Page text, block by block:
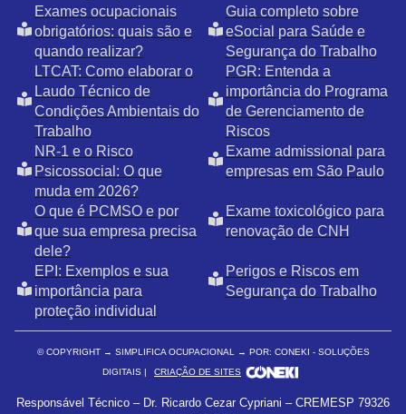
Exames ocupacionais
obrigatórios: quais são e
quando realizar?
Guia completo sobre
eSocial para Saúde e
Segurança do Trabalho
LTCAT: Como elaborar o
Laudo Técnico de
Condições Ambientais do
Trabalho
PGR: Entenda a
importância do Programa
de Gerenciamento de
Riscos
NR-1 e o Risco
Psicossocial: O que
muda em 2026?
Exame admissional para
empresas em São Paulo
O que é PCMSO e por
que sua empresa precisa
dele?
Exame toxicológico para
renovação de CNH
EPI: Exemplos e sua
importância para
proteção individual
Perigos e Riscos em
Segurança do Trabalho
© COPYRIGHT → SIMPLIFICA OCUPACIONAL → POR: CONEKI - SOLUÇÕES
DIGITAIS |
CRIAÇÃO DE SITES
Responsável Técnico – Dr. Ricardo Cezar Cypriani – CREMESP 79326